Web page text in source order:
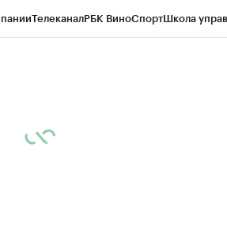
ТелеканалРБК ВиноСпортШкола